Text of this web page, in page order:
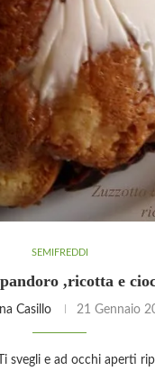
SEMIFREDDI
,ricotta e
Casillo 21 Gennaio
svegli e ad occhi aperti